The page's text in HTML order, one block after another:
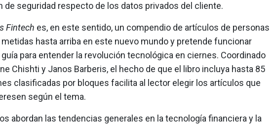
de seguridad respecto de los datos privados del cliente.
Fintech es, en este sentido, un compendio de artículos de personas
hasta arriba en este nuevo mundo y pretende funcionar
para entender la revolución tecnológica en ciernes. Coordinado
Chishti y Janos Barberis, el hecho de que el libro incluya hasta 85
clasificadas por bloques facilita al lector elegir los artículos que
según el tema.
abordan las tendencias generales en la tecnología financiera y la